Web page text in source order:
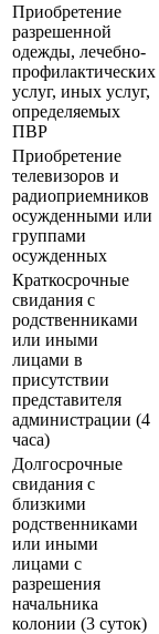
Приобретение
разрешенной
одежды, лечебно-
профилактических
услуг, иных услуг,
определяемых
ПВР
Приобретение
телевизоров и
радиоприемников
осужденными или
группами
осужденных
Краткосрочные
свидания с
родственниками
или иными
лицами в
присутствии
представителя
администрации (4
часа)
Долгосрочные
свидания с
близкими
родственниками
или иными
лицами с
разрешения
начальника
колонии (3 суток)